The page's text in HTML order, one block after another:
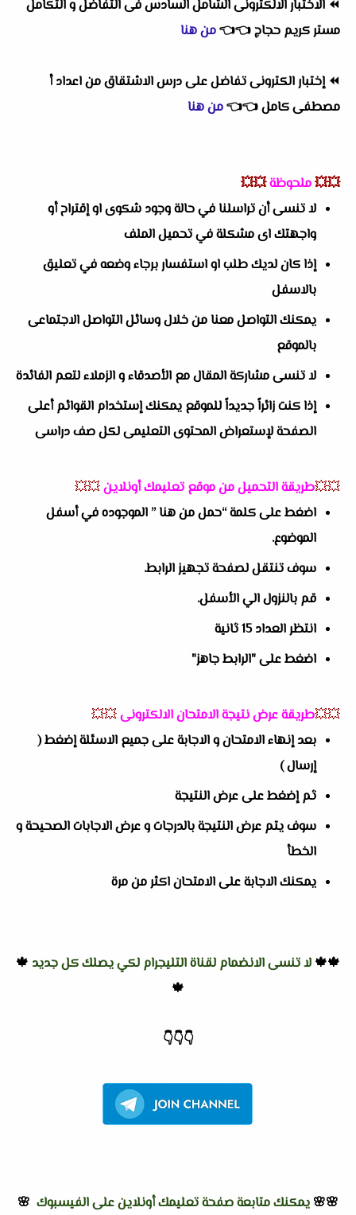
⏪ الاختبار الالكترونى الشامل السادس فى التفاضل و التكامل
مستر كريم حجاج👈
👈من هنا
⏪إختبار الكترونى تفاضل على درس الاشتقاق من اعداد أ
مصطفى كامل👈
👈من هنا
💥💥ملحوظة💥💥
لا تنسى أن تراسلنا في حالة وجود شكوى او إقتراح أو
واجهتك اى مشكلة في تحميل الملف
إذا كان لديك طلب او استفسار برجاء وضعه في تعليق
بالاسفل
يمكنك التواصل معنا من خلال وسائل التواصل الاجتماعى
بالموقع
لا تنسى مشاركة المقال مع الأصدقاء و الزملاء لتعم الفائدة
إذا كنت زائراً جديداً للموقع يمكنك إستخدام القوائم أعلى
الصفحة لإستعراض المحتوى التعليمى لكل صف دراسى
💥💥طريقة التحميل من موقع تعليمك أونلاين💥💥
اضغط على كلمة “حمل من هنا ” الموجوده في أسفل
الموضوع.
سوف تنتقل لصفحة تجهيز الرابط.
قم بالنزول الي الأسفل.
انتظر العداد 15 ثانية
اضغط على "الرابط جاهز"
💥💥طريقة عرض نتيجة الامتحان الالكترونى💥💥
بعد إنهاء الامتحان و الاجابة على جميع الاسئلة إضغط (
إرسال )
ثم إضغط على عرض النتيجة
سوف يتم عرض النتيجة بالدرجات و عرض الاجابات الصحيحة و
الخطأ
يمكنك الاجابة على الامتحان اكثر من مرة
🍁🍁 لا تنسى الانضمام لقناة التليجرام لكي يصلك كل جديد 🍁
🍁
👇
👇
👇
🌸🌸 يمكنك متابعة صفحة تعليمك أونلاين على الفيسبوك 🌸